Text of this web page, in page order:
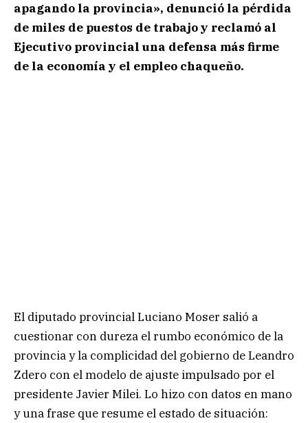
apagando la provincia», denunció la pérdida
de miles de puestos de trabajo y reclamó al
Ejecutivo provincial una defensa más firme
de la economía y el empleo chaqueño.
El diputado provincial Luciano Moser salió a
cuestionar con dureza el rumbo económico de la
provincia y la complicidad del gobierno de Leandro
Zdero con el modelo de ajuste impulsado por el
presidente Javier Milei. Lo hizo con datos en mano
y una frase que resume el estado de situación: